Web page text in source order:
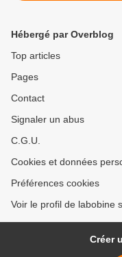
Hébergé par Overblog
Top articles
Pages
Contact
Signaler un abus
C.G.U.
Cookies et données
Préférences cookies
Voir le profil de labobine
Créer